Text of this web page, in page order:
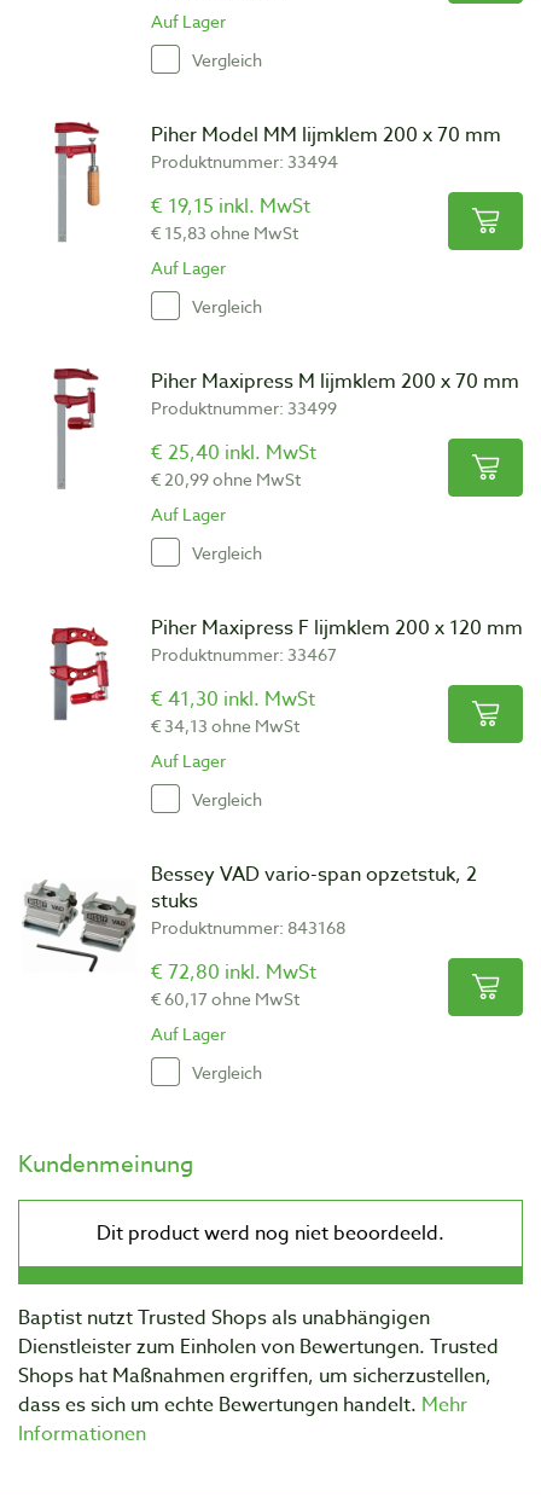
Auf Lager
Vergleich
Piher Model MM lijmklem 200 x 70 mm
Produktnummer: 33494
€ 19,15 inkl. MwSt
€ 15,83 ohne MwSt
Auf Lager
Vergleich
Piher Maxipress M lijmklem 200 x 70 mm
Produktnummer: 33499
€ 25,40 inkl. MwSt
€ 20,99 ohne MwSt
Auf Lager
Vergleich
Piher Maxipress F lijmklem 200 x 120 mm
Produktnummer: 33467
€ 41,30 inkl. MwSt
€ 34,13 ohne MwSt
Auf Lager
Vergleich
Bessey VAD vario-span opzetstuk, 2
stuks
Produktnummer: 843168
€ 72,80 inkl. MwSt
€ 60,17 ohne MwSt
Auf Lager
Vergleich
Kundenmeinung
Baptist nutzt Trusted Shops als unabhängigen
Dienstleister zum Einholen von Bewertungen. Trusted
Shops hat Maßnahmen ergriffen, um sicherzustellen,
dass es sich um echte Bewertungen handelt. Mehr
Informationen